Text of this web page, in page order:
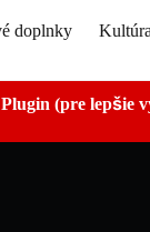
doplnky Kultúra
(pre lepšie